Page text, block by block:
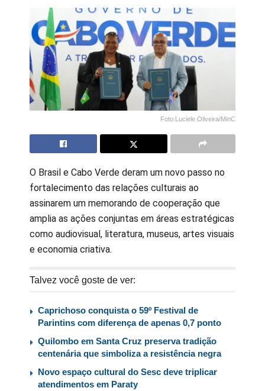
Foto:Luciele Oliveira/MinC
O Brasil e Cabo Verde deram um novo passo no
fortalecimento das relações culturais ao
assinarem um memorando de cooperação que
amplia as ações conjuntas em áreas estratégicas
como audiovisual, literatura, museus, artes visuais
e economia criativa.
Talvez você goste de ver:
Caprichoso conquista o 59º Festival de
Parintins com diferença de apenas 0,7 ponto
Quilombo em Santa Cruz preserva tradição
centenária que simboliza a resistência negra
Novo espaço cultural do Sesc deve triplicar
atendimentos em Paraty